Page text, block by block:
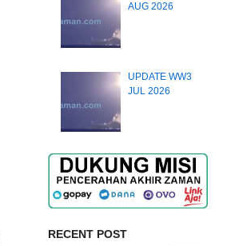
AUG 2026
UPDATE WW3
JUL 2026
RECENT POST